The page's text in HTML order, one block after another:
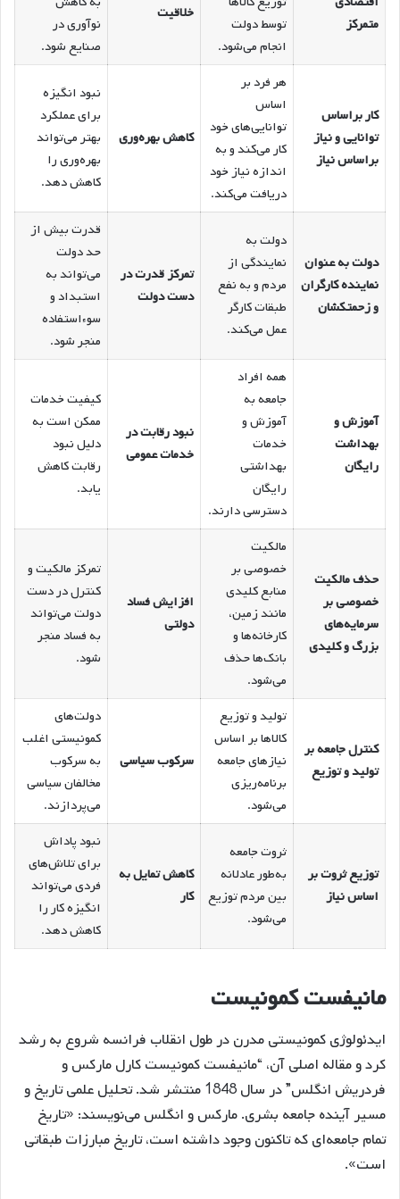
متمرکز
توسط دولت
انجام می‌شود.
خلاقیت
نوآوری در
صنایع شود.
کار براساس
توانایی و نیاز
براساس نیاز
هر فرد بر
اساس
توانایی‌های خود
کار می‌کند و به
اندازه نیاز خود
دریافت می‌کند.
کاهش بهره‌وری
نبود انگیزه
برای عملکرد
بهتر می‌تواند
بهره‌وری را
کاهش دهد.
دولت به عنوان
نماینده کارگران
و زحمتکشان
دولت به
نمایندگی از
مردم و به نفع
طبقات کارگر
عمل می‌کند.
تمرکز قدرت در
دست دولت
قدرت بیش از
حد دولت
می‌تواند به
استبداد و
سوءاستفاده
منجر شود.
آموزش و
بهداشت
رایگان
همه افراد
جامعه به
آموزش و
خدمات
بهداشتی
رایگان
دسترسی دارند.
نبود رقابت در
خدمات عمومی
کیفیت خدمات
ممکن است به
دلیل نبود
رقابت کاهش
یابد.
حذف مالکیت
خصوصی بر
سرمایه‌های
بزرگ و کلیدی
مالکیت
خصوصی بر
منابع کلیدی
مانند زمین،
کارخانه‌ها و
بانک‌ها حذف
می‌شود.
افزایش فساد
دولتی
تمرکز مالکیت و
کنترل در دست
دولت می‌تواند
به فساد منجر
شود.
کنترل جامعه بر
تولید و توزیع
تولید و توزیع
کالاها بر اساس
نیازهای جامعه
برنامه‌ریزی
می‌شود.
سرکوب سیاسی
دولت‌های
کمونیستی اغلب
به سرکوب
مخالفان سیاسی
می‌پردازند.
توزیع ثروت بر
اساس نیاز
ثروت جامعه
به‌طور عادلانه
بین مردم توزیع
می‌شود.
کاهش تمایل به
کار
نبود پاداش
برای تلاش‌های
فردی می‌تواند
انگیزه کار را
کاهش دهد.
مانیفست کمونیست
ایدئولوژی کمونیستی مدرن در طول انقلاب فرانسه شروع به رشد
کرد و مقاله اصلی آن، “مانیفست کمونیست کارل مارکس و
فردریش انگلس” در سال 1848 منتشر شد. تحلیل علمی تاریخ و
مسیر آینده جامعه بشری. مارکس و انگلس می‌نویسند: «تاریخ
تمام جامعه‌ای که تاکنون وجود داشته است، تاریخ مبارزات طبقاتی
است».